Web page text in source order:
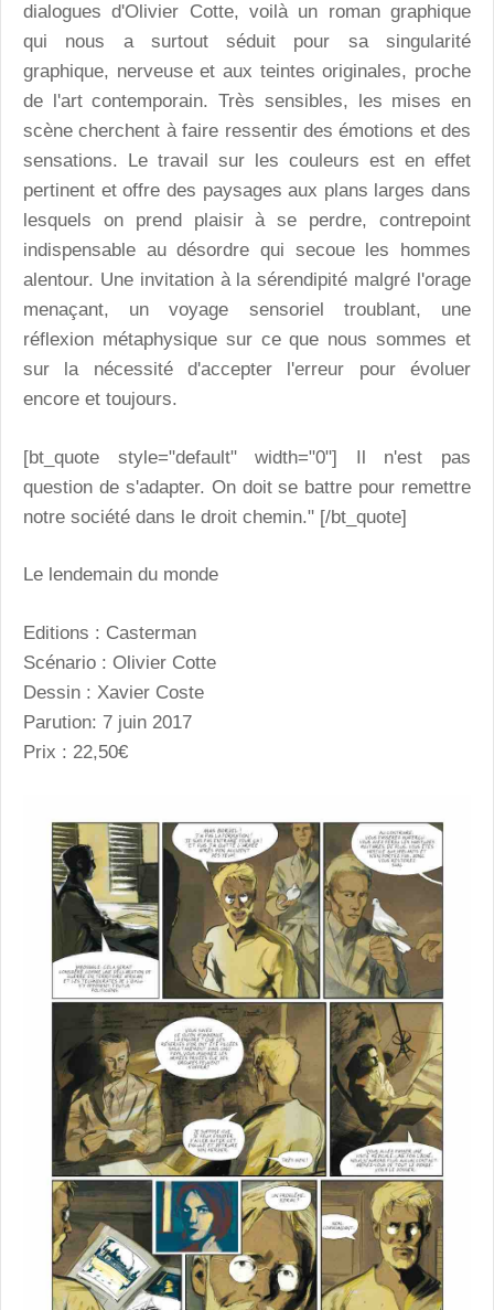
dialogues d'Olivier Cotte, voilà un roman graphique
qui nous a surtout séduit pour sa singularité
graphique, nerveuse et aux teintes originales, proche
de l'art contemporain. Très sensibles, les mises en
scène cherchent à faire ressentir des émotions et des
sensations. Le travail sur les couleurs est en effet
pertinent et offre des paysages aux plans larges dans
lesquels on prend plaisir à se perdre, contrepoint
indispensable au désordre qui secoue les hommes
alentour. Une invitation à la sérendipité malgré l'orage
menaçant, un voyage sensoriel troublant, une
réflexion métaphysique sur ce que nous sommes et
sur la nécessité d'accepter l'erreur pour évoluer
encore et toujours.
[bt_quote style="default" width="0"] Il n'est pas
question de s'adapter. On doit se battre pour remettre
notre société dans le droit chemin." [/bt_quote]
Le lendemain du monde
Editions : Casterman
Scénario : Olivier Cotte
Dessin : Xavier Coste
Parution: 7 juin 2017
Prix : 22,50€